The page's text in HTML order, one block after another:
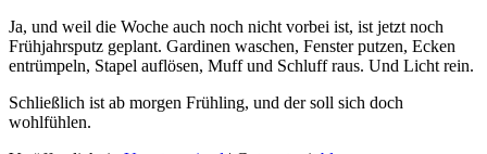
Ja, und weil die Woche auch noch nicht vorbei ist, ist jetzt noch
Frühjahrsputz geplant. Gardinen waschen, Fenster putzen, Ecken
entrümpeln, Stapel auflösen, Muff und Schluff raus. Und Licht rein.
Schließlich ist ab morgen Frühling, und der soll sich doch
wohlfühlen.